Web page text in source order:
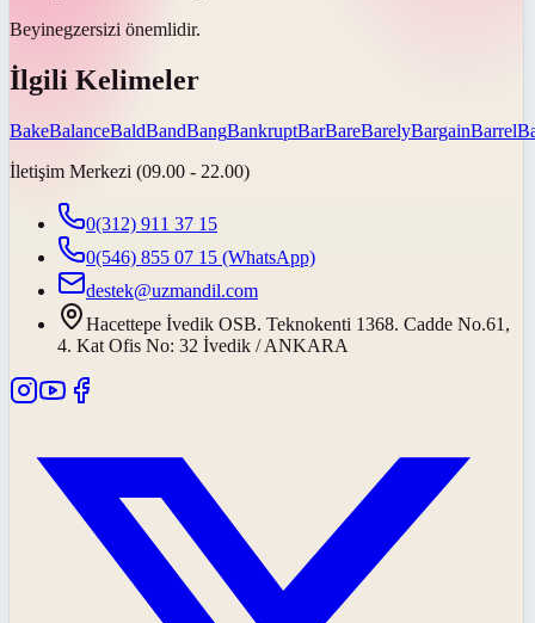
Beyinegzersizi önemlidir.
İlgili Kelimeler
BakeBalanceBaldBandBangBankruptBarBareBarelyBargainBarrel
İletişim Merkezi (09.00 - 22.00)
0(312) 911 37 15
0(546) 855 07 15 (WhatsApp)
destek@uzmandil.com
Hacettepe İvedik OSB. Teknokenti 1368. Cadde No.61,
4. Kat Ofis No: 32 İvedik / ANKARA